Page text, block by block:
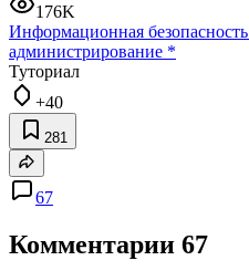
176K
Информационная безопасность
администрирование *
Туториал
+40
281
67
Комментарии 67